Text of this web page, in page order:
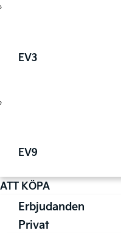
EV3
EV9
ATT KÖPA
Erbjudanden
Privat